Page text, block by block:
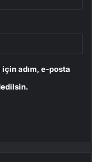
için adım, e-posta